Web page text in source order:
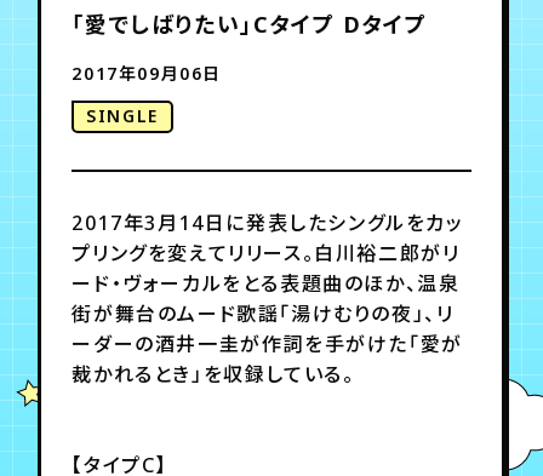
チケット
TICKET
お知らせ
月会員制ファンクラブ
会員登録
「愛でしばりたい」Cタイプ Dタイプ
2017年09月06日
SINGLE
2017年3月14日に発表したシングルをカッ
プリングを変えてリリース。白川裕二郎がリ
ード・ヴォーカルをとる表題曲のほか、温泉
街が舞台のムード歌謡「湯けむりの夜」、リ
ーダーの酒井一圭が作詞を手がけた「愛が
裁かれるとき」を収録している。
【タイプC】